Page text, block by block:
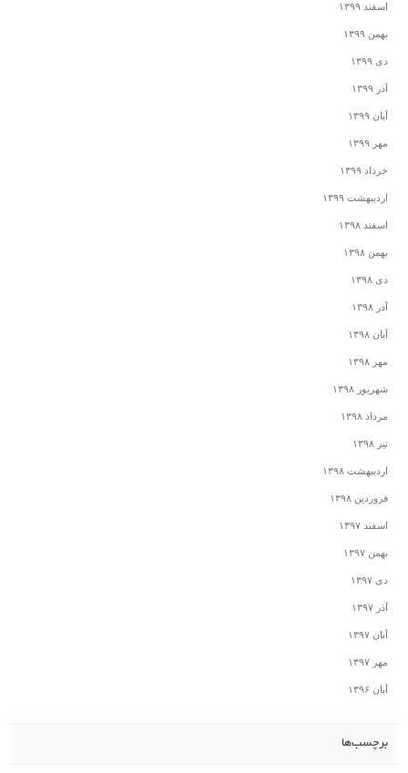
اسفند ۱۳۹۹
بهمن ۱۳۹۹
دی ۱۳۹۹
آذر ۱۳۹۹
آبان ۱۳۹۹
مهر ۱۳۹۹
خرداد ۱۳۹۹
اردیبهشت ۱۳۹۹
اسفند ۱۳۹۸
بهمن ۱۳۹۸
دی ۱۳۹۸
آذر ۱۳۹۸
آبان ۱۳۹۸
مهر ۱۳۹۸
شهریور ۱۳۹۸
مرداد ۱۳۹۸
تیر ۱۳۹۸
اردیبهشت ۱۳۹۸
فروردین ۱۳۹۸
اسفند ۱۳۹۷
بهمن ۱۳۹۷
دی ۱۳۹۷
آذر ۱۳۹۷
آبان ۱۳۹۷
مهر ۱۳۹۷
آبان ۱۳۹۶
برچسب‌ها